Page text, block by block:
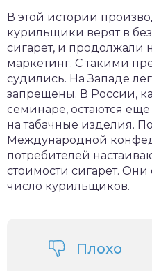
В этой истории
курильщики верят в
сигарет, и продолжали
маркетинг. С такими
судились. На Западе
запрещены. В России,
семинаре, остаются
на табачные изделия.
Международной
потребителей
стоимости сигарет. Они
число курильщиков.
Плохо